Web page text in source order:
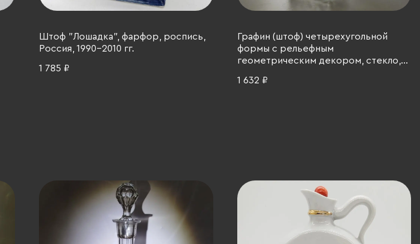
Штоф "Лошадка", фарфор, роспись,
Россия, 1990-2010 гг.
1 785 ₽
Графин (штоф) четырехугольной
формы с рельефным
геометрическим декором, стекло,
1 632 ₽